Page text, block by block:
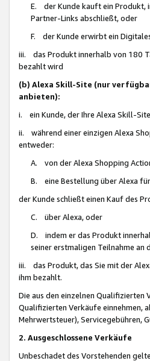
E. der Kunde kauft ein Produkt,
Partner-Links abschließt, oder
F. der Kunde erwirbt ein
iii. das Produkt innerhalb von 180
bezahlt wird
(b) Alexa Skill-Site (nur
anbieten):
i. ein Kunde, der Ihre Alexa Skill-
ii. während einer einzigen Alexa
entweder:
A. von der Alexa Shopping
B. eine Bestellung über Alexa
der Kunde schließt einen Kauf des
C. über Alexa, oder
D. indem er das Produkt
seiner erstmaligen Teilnahme an
iii. das Produkt, das Sie mit der
ihm bezahlt.
Die aus den einzelnen Qualifizierten
Qualifizierten Verkäufe einnehmen,
Mehrwertsteuer), Servicegebühren,
2. Ausgeschlossene Verkäufe
Unbeschadet des Vorstehenden